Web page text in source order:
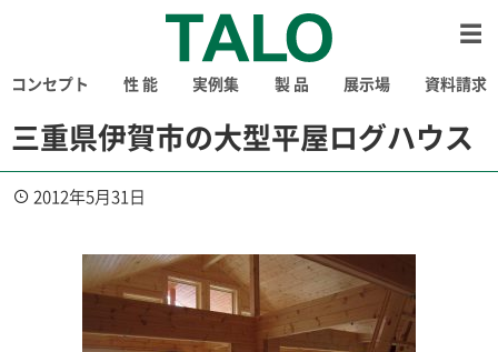
コンセプト 性 能 実例集 製 品 展示場 資料請求
三重県伊賀市の大型平屋ログハウス
2012年5月31日